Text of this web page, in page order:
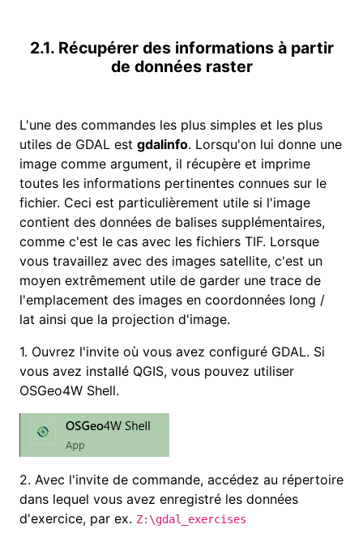
2.1. Récupérer des informations à partir
de données raster
L'une des commandes les plus simples et les plus
utiles de GDAL est gdalinfo. Lorsqu'on lui donne une
image comme argument, il récupère et imprime
toutes les informations pertinentes connues sur le
fichier. Ceci est particulièrement utile si l'image
contient des données de balises supplémentaires,
comme c'est le cas avec les fichiers TIF. Lorsque
vous travaillez avec des images satellite, c'est un
moyen extrêmement utile de garder une trace de
l'emplacement des images en coordonnées long /
lat ainsi que la projection d'image.
1. Ouvrez l'invite où vous avez configuré GDAL. Si
vous avez installé QGIS, vous pouvez utiliser
OSGeo4W Shell.
2. Avec l'invite de commande, accédez au répertoire
dans lequel vous avez enregistré les données
d'exercice, par ex. Z:\gdal_exercises